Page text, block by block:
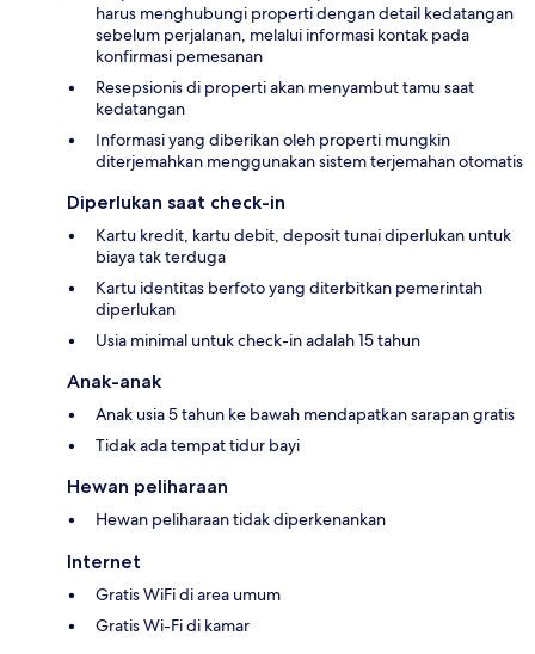
harus menghubungi properti dengan detail kedatangan
sebelum perjalanan, melalui informasi kontak pada
konfirmasi pemesanan
Resepsionis di properti akan menyambut tamu saat
kedatangan
Informasi yang diberikan oleh properti mungkin
diterjemahkan menggunakan sistem terjemahan otomatis
Diperlukan saat check-in
Kartu kredit, kartu debit, deposit tunai diperlukan untuk
biaya tak terduga
Kartu identitas berfoto yang diterbitkan pemerintah
diperlukan
Usia minimal untuk check-in adalah 15 tahun
Anak-anak
Anak usia 5 tahun ke bawah mendapatkan sarapan gratis
Tidak ada tempat tidur bayi
Hewan peliharaan
Hewan peliharaan tidak diperkenankan
Internet
Gratis WiFi di area umum
Gratis Wi-Fi di kamar